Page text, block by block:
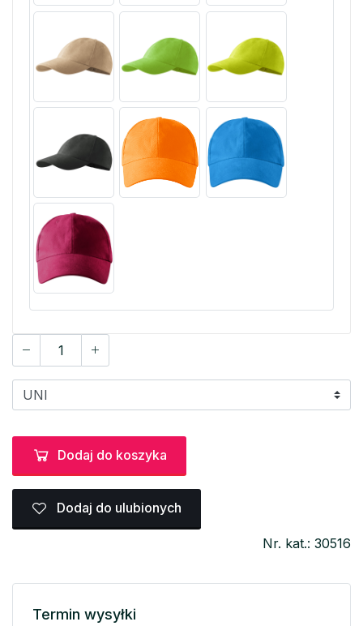
Dodaj do koszyka
Dodaj do ulubionych
Nr. kat.: 30516
Termin wysyłki